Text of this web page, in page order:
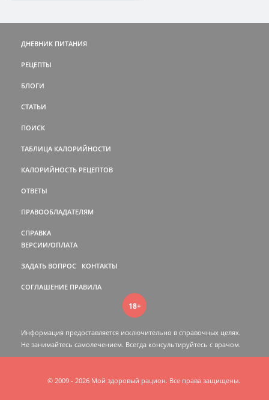
ДНЕВНИК ПИТАНИЯ
РЕЦЕПТЫ
БЛОГИ
СТАТЬИ
ПОИСК
ТАБЛИЦА КАЛОРИЙНОСТИ
КАЛОРИЙНОСТЬ РЕЦЕПТОВ
ОТВЕТЫ
ПРАВООБЛАДАТЕЛЯМ
СПРАВКА
ВЕРСИИ/ОПЛАТА
ЗАДАТЬ ВОПРОС КОНТАКТЫ
СОГЛАШЕНИЕ ПРАВИЛА
18+
Информация предоставляется исключительно в справочных целях.
Не занимайтесь самолечением. Всегда консультируйтесь c врачом.
© 2009 - 2026 Мой здоровый рацион. Все права защищены.